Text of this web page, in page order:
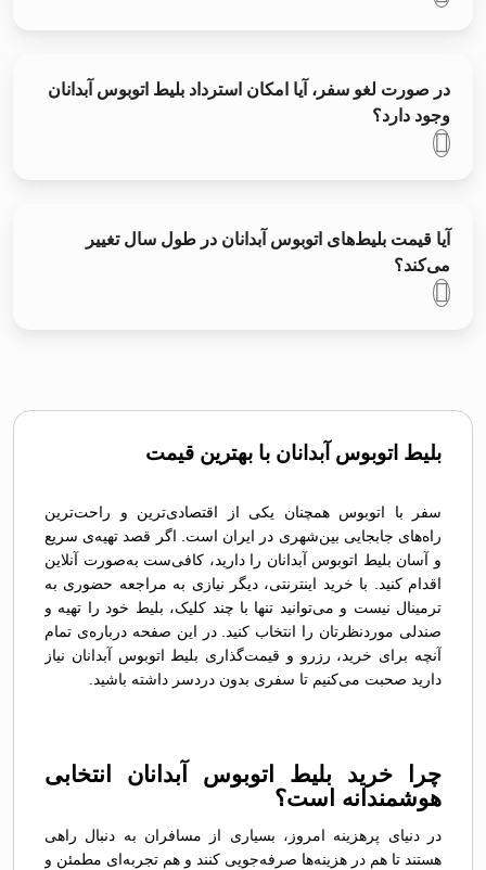
در صورت لغو سفر، آیا امکان استرداد بلیط اتوبوس آبدانان
وجود دارد؟
آیا قیمت بلیط‌های اتوبوس آبدانان در طول سال تغییر
می‌کند؟
بلیط اتوبوس آبدانان با بهترین قیمت
سفر با اتوبوس همچنان یکی از اقتصادی‌ترین و راحت‌ترین
راه‌های جابجایی بین‌شهری در ایران است. اگر قصد تهیه‌ی سریع
و آسان بلیط اتوبوس آبدانان را دارید، کافی‌ست به‌صورت آنلاین
اقدام کنید. با خرید اینترنتی، دیگر نیازی به مراجعه حضوری به
ترمینال نیست و می‌توانید تنها با چند کلیک، بلیط خود را تهیه و
صندلی موردنظرتان را انتخاب کنید. در این صفحه درباره‌ی تمام
آنچه برای خرید، رزرو و قیمت‌گذاری بلیط اتوبوس آبدانان نیاز
دارید صحبت می‌کنیم تا سفری بدون دردسر داشته باشید.
چرا خرید بلیط اتوبوس آبدانان انتخابی
هوشمندانه است؟
در دنیای پرهزینه امروز، بسیاری از مسافران به دنبال راهی
هستند تا هم در هزینه‌ها صرفه‌جویی کنند و هم تجربه‌ای مطمئن و